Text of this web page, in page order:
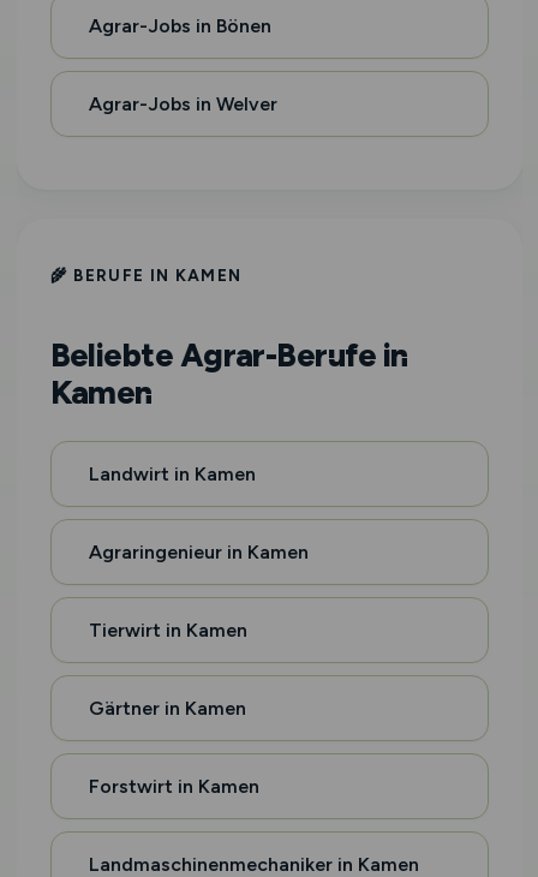
Agrar-Jobs in Bönen
Agrar-Jobs in Welver
🌾 BERUFE IN KAMEN
Beliebte Agrar-Berufe in
Kamen
Landwirt in Kamen
Agraringenieur in Kamen
Tierwirt in Kamen
Gärtner in Kamen
Forstwirt in Kamen
Landmaschinenmechaniker in Kamen